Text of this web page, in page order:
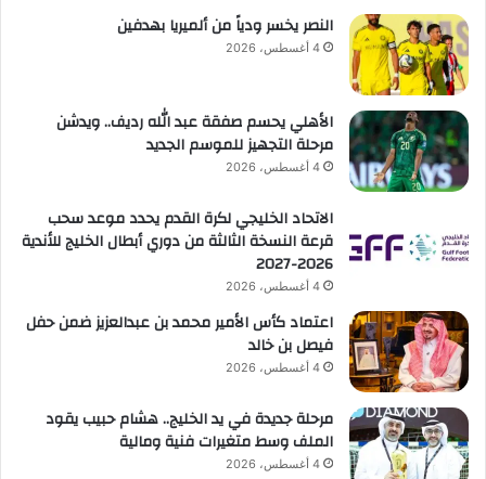
النصر يخسر ودياً من ألميريا بهدفين
4 أغسطس، 2026
الأهلي يحسم صفقة عبد الله رديف.. ويدشن
مرحلة التجهيز للموسم الجديد
4 أغسطس، 2026
الاتحاد الخليجي لكرة القدم يحدد موعد سحب
قرعة النسخة الثالثة من دوري أبطال الخليج للأندية
2026-2027
4 أغسطس، 2026
اعتماد كأس الأمير محمد بن عبدالعزيز ضمن حفل
فيصل بن خالد
4 أغسطس، 2026
مرحلة جديدة في يد الخليج.. هشام حبيب يقود
الملف وسط متغيرات فنية ومالية
4 أغسطس، 2026